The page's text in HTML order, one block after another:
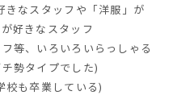
なスタッフや「洋服」が
好きなスタッフ
等、いろいろいらっしゃる
勢タイプでした)
校も卒業している)